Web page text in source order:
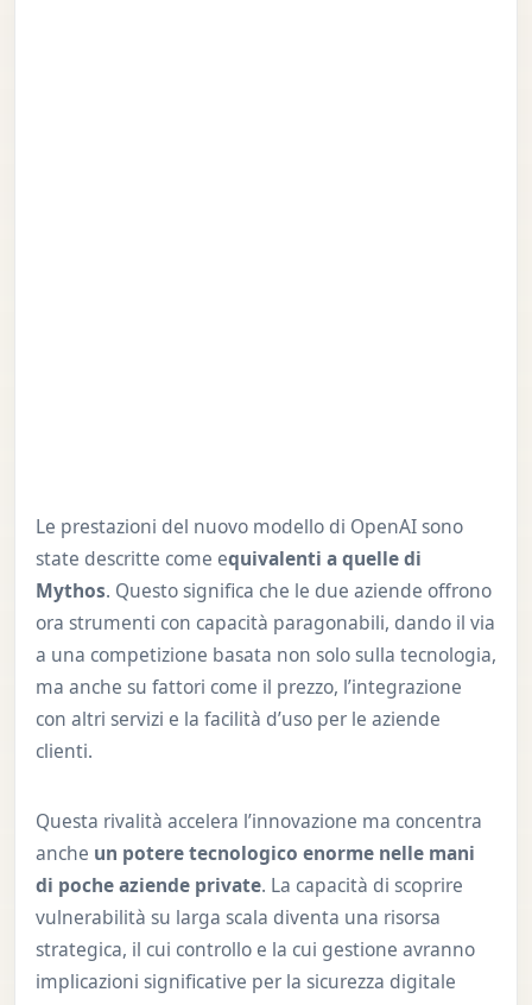
Le prestazioni del nuovo modello di OpenAI sono
state descritte come equivalenti a quelle di
Mythos. Questo significa che le due aziende offrono
ora strumenti con capacità paragonabili, dando il via
a una competizione basata non solo sulla tecnologia,
ma anche su fattori come il prezzo, l’integrazione
con altri servizi e la facilità d’uso per le aziende
clienti.
Questa rivalità accelera l’innovazione ma concentra
anche un potere tecnologico enorme nelle mani
di poche aziende private. La capacità di scoprire
vulnerabilità su larga scala diventa una risorsa
strategica, il cui controllo e la cui gestione avranno
implicazioni significative per la sicurezza digitale